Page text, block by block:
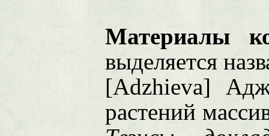
Материалы
выделяется
[Adzhieva]
растений